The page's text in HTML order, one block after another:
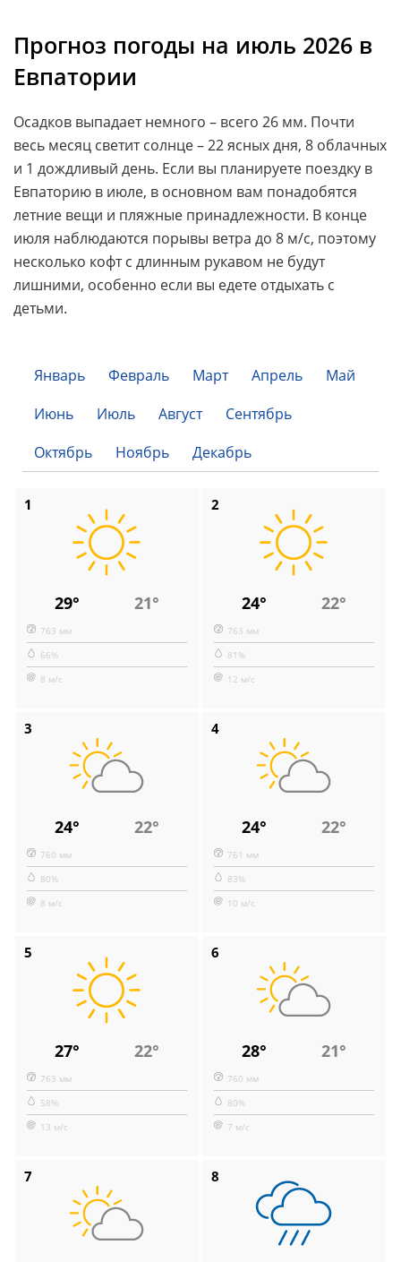
Прогноз погоды на июль 2026 в
Евпатории
Осадков выпадает немного – всего 26 мм. Почти
весь месяц светит солнце – 22 ясных дня, 8 облачных
и 1 дождливый день. Если вы планируете поездку в
Евпаторию в июле, в основном вам понадобятся
летние вещи и пляжные принадлежности. В конце
июля наблюдаются порывы ветра до 8 м/с, поэтому
несколько кофт с длинным рукавом не будут
лишними, особенно если вы едете отдыхать с
детьми.
Январь Февраль Март Апрель
Май
Июнь
Июль Август
Сентябрь
Октябрь
Ноябрь Декабрь
1
29° 21°
763 мм
66%
8 м/с
2
24° 22°
763 мм
81%
12 м/с
3
24° 22°
760 мм
80%
8 м/с
4
24° 22°
761 мм
83%
10 м/с
5
27° 22°
763 мм
58%
13 м/с
6
28° 21°
760 мм
80%
7 м/с
7 8